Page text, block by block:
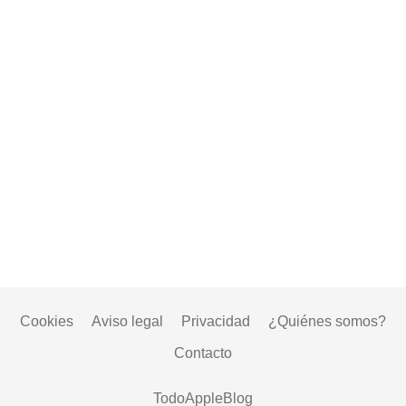
Cookies Aviso legal Privacidad ¿Quiénes somos?
Contacto
TodoAppleBlog